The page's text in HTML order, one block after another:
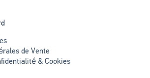
de Vente
& Cookies